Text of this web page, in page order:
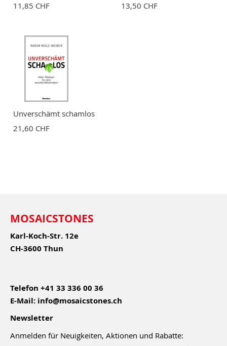
11,85 CHF
13,50 CHF
Unverschämt schamlos
21,60 CHF
MOSAICSTONES
Karl-Koch-Str. 12e
CH-3600 Thun
Telefon +41 33 336 00 36
E-Mail: info@mosaicstones.ch
Newsletter
Anmelden für Neuigkeiten, Aktionen und Rabatte: